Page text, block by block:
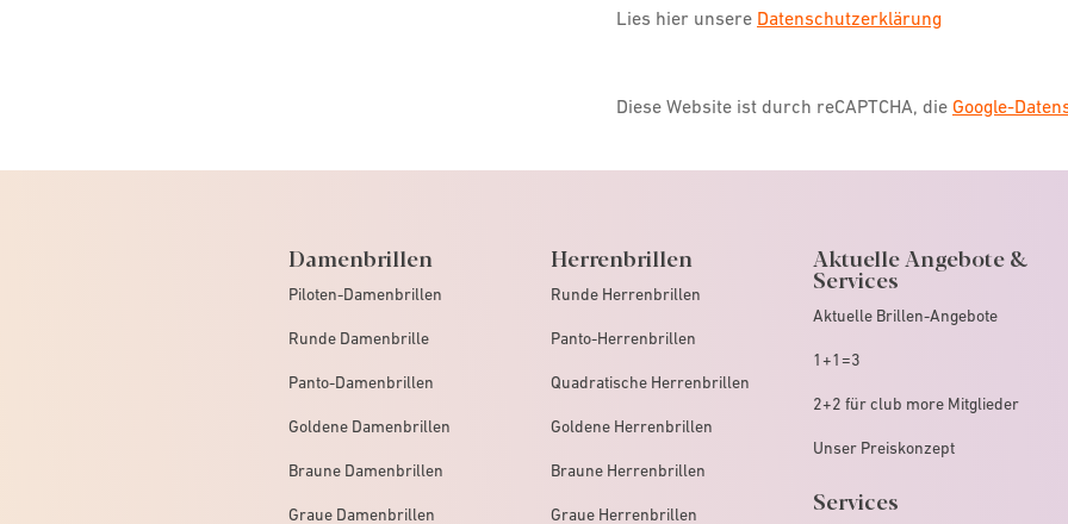
Lies hier unsere Datenschutzerklärung
Diese Website ist durch reCAPTCHA, die Google-
Damenbrillen
Piloten-Damenbrillen
Runde Damenbrille
Panto-Damenbrillen
Goldene Damenbrillen
Braune Damenbrillen
Graue Damenbrillen
Herrenbrillen
Runde Herrenbrillen
Panto-Herrenbrillen
Quadratische Herrenbrillen
Goldene Herrenbrillen
Braune Herrenbrillen
Graue Herrenbrillen
Aktuelle Angebote &
Services
Aktuelle Brillen-Angebote
1+1=3
2+2 für club more Mitglieder
Unser Preiskonzept
Services